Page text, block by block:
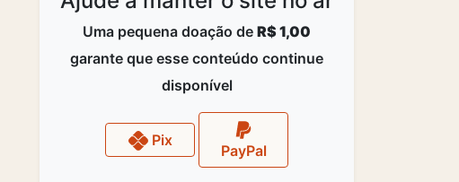
Uma pequena doação de R$ 1,00
garante que esse conteúdo continue
disponível
Pix
PayPal